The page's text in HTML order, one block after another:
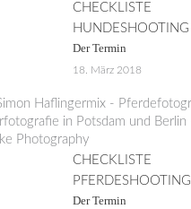
CHECKLISTE
HUNDESHOOTING
Der Termin
18. März 2018
CHECKLISTE
PFERDESHOOTING
Der Termin